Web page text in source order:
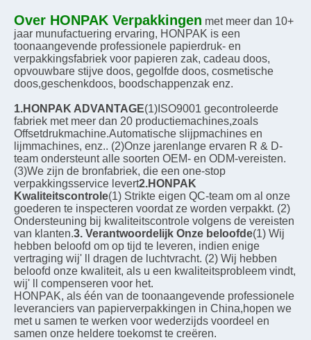
Over HONPAK Verpakkingen met meer dan 10+
jaar munufactuering ervaring, HONPAK is een
toonaangevende professionele papierdruk- en
verpakkingsfabriek voor papieren zak, cadeau doos,
opvouwbare stijve doos, gegolfde doos, cosmetische
doos,geschenkdoos, boodschappenzak enz.
1.HONPAK ADVANTAGE(1)ISO9001 gecontroleerde
fabriek met meer dan 20 productiemachines,zoals
Offsetdrukmachine.Automatische slijpmachines en
lijmmachines, enz.. (2)Onze jarenlange ervaren R & D-
team ondersteunt alle soorten OEM- en ODM-vereisten.
(3)We zijn de bronfabriek, die een one-stop
verpakkingsservice levert2.HONPAK
Kwaliteitscontrole(1) Strikte eigen QC-team om al onze
goederen te inspecteren voordat ze worden verpakkt. (2)
Ondersteuning bij kwaliteitscontrole volgens de vereisten
van klanten.3. Verantwoordelijk Onze beloofde(1) Wij
hebben beloofd om op tijd te leveren, indien enige
vertraging wij' ll dragen de luchtvracht. (2) Wij hebben
beloofd onze kwaliteit, als u een kwaliteitsprobleem vindt,
wij' ll compenseren voor het.
HONPAK, als één van de toonaangevende professionele
leveranciers van papierverpakkingen in China,hopen we
met u samen te werken voor wederzijds voordeel en
samen onze heldere toekomst te creëren.